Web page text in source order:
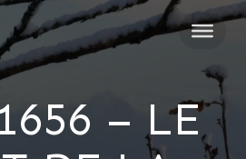
au
contenu
– LE